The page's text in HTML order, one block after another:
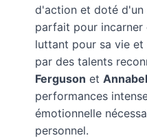
d'action et doté d'un
parfait pour incarner
luttant pour sa vie
par des talents
Ferguson et
performances
émotionnelle
personnel.